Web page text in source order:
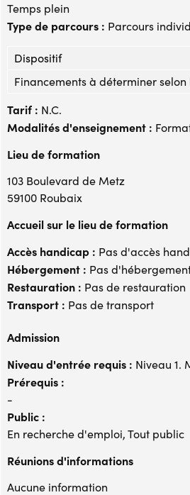
Temps plein
Type de parcours : Parcours
Dispositif
Financements à déterminer
Tarif : N.C.
Modalités d'enseignement :
Lieu de formation
103 Boulevard de Metz
59100 Roubaix
Accueil sur le lieu de formation
Accès handicap : Pas d'accès
Hébergement : Pas
Restauration : Pas de restauration
Transport : Pas de transport
Admission
Niveau d'entrée requis : Niveau 1.
Prérequis :
-
Public :
En recherche d'emploi, Tout public
Réunions d'informations
Aucune information